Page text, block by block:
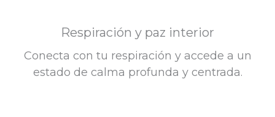
Respiración y paz interior
Conecta con tu respiración y accede a un
estado de calma profunda y centrada.